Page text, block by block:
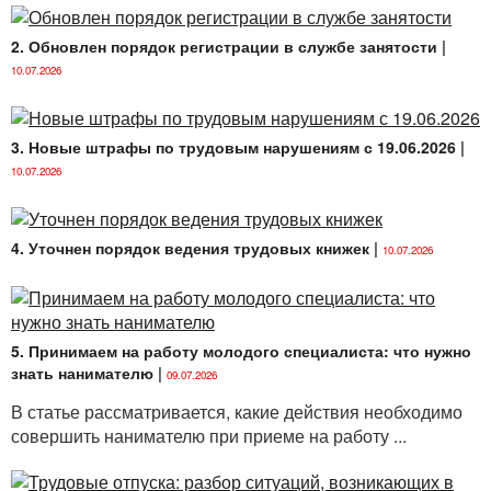
Шаг 6.Внесение записи о досрочном расторжении
срочного трудового договора по требованию
вызванном неблагоприятным воздействием
эпидемической ситуации на деятельность
нанимателя, общая продолжительность которого
календарного года, в трудовую книжку.
Рассмотрим каждый шаг подробно.
<...>
2. Обновлен порядок регистрации в службе занятости |
10.07.2026
3. Новые штрафы по трудовым нарушениям с 19.06.2026 |
10.07.2026
4. Уточнен порядок ведения трудовых книжек | 10.07.2026
5. Принимаем на работу молодого специалиста: что нужно
знать нанимателю | 09.07.2026
В статье рассматривается, какие действия необходимо
совершить нанимателю при приеме на работу ...